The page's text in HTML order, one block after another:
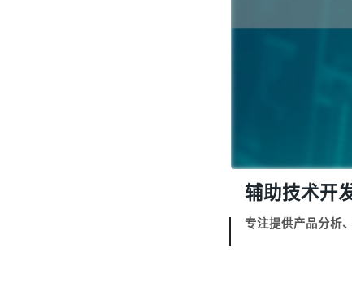
辅助技术开
专注提供产品分析